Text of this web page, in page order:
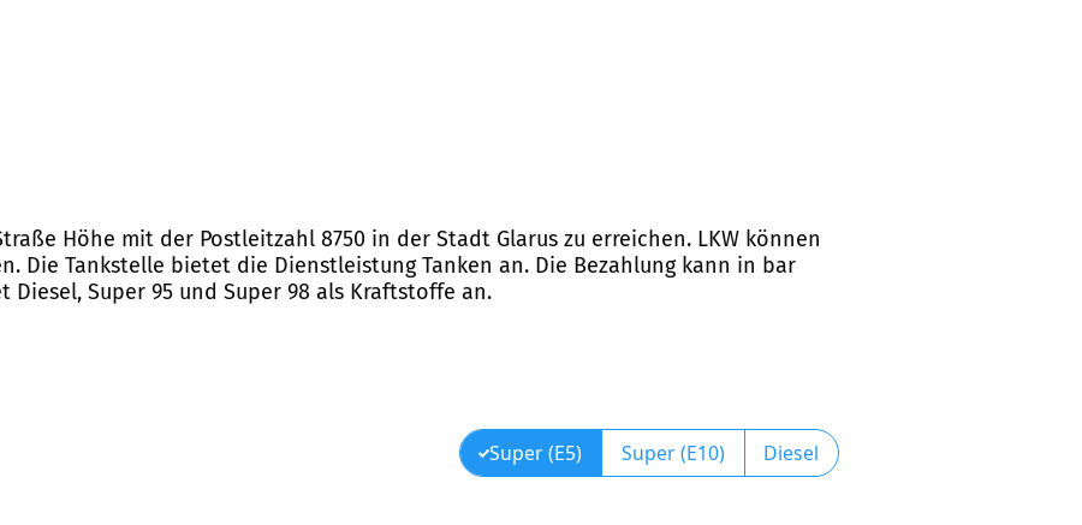
Höhe mit der Postleitzahl 8750 in der Stadt Glarus zu erreichen. LKW können
Die Tankstelle bietet die Dienstleistung Tanken an. Die Bezahlung kann in bar
Super 95 und Super 98 als Kraftstoffe an.
Super (E5) Super (E10) Diesel